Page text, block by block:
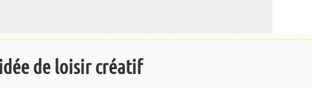
de loisir créatif